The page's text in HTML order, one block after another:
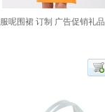
呢围裙 订制 广告促销礼品